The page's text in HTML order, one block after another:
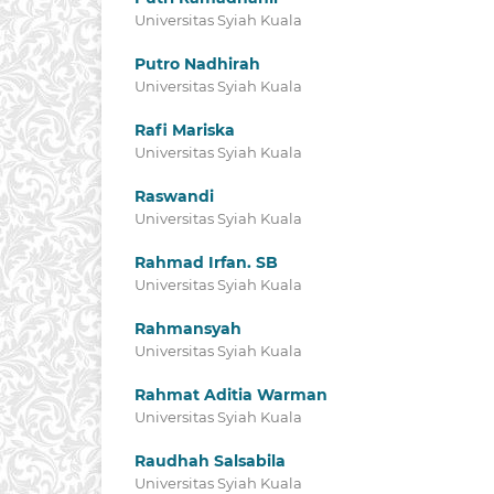
Universitas Syiah Kuala
Putro Nadhirah
Universitas Syiah Kuala
Rafi Mariska
Universitas Syiah Kuala
Raswandi
Universitas Syiah Kuala
Rahmad Irfan. SB
Universitas Syiah Kuala
Rahmansyah
Universitas Syiah Kuala
Rahmat Aditia Warman
Universitas Syiah Kuala
Raudhah Salsabila
Universitas Syiah Kuala